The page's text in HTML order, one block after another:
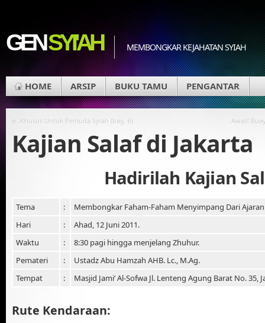
GENSYI'AH MEMBONGKAR KEJAHATAN SYIAH
HOME ARSIP BUKU TAMU PENGANTAR
« Khusus Untuk Pemuda Syiah (bag. 6) Awas!
Kajian Salaf di Jakarta
Hadirilah Kajian
Tema :
Membongkar Faham-Faham Menyimpang Dari
Hari
:
Ahad, 12 Juni 2011.
Waktu
:
8:30 pagi hingga menjelang Zhuhur.
Pemateri
:
Ustadz Abu Hamzah AHB. Lc., M.Ag.
Tempat
: Masjid Jami’ Al-Sofwa Jl. Lenteng Agung Barat No. 35,
Rute Kendaraan: